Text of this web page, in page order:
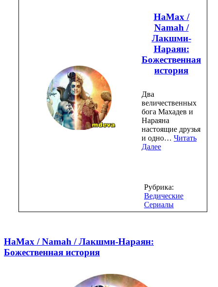
НаМах /
Namah /
Лакшми-
Нараян:
Божественная
история
Два
величественных
бога Махадев и
Нараяна
настоящие друзья
и одно… Читать
Далее
Рубрика:
Ведические
Сериалы
НаМах / Namah / Лакшми-Нараян:
Божественная история